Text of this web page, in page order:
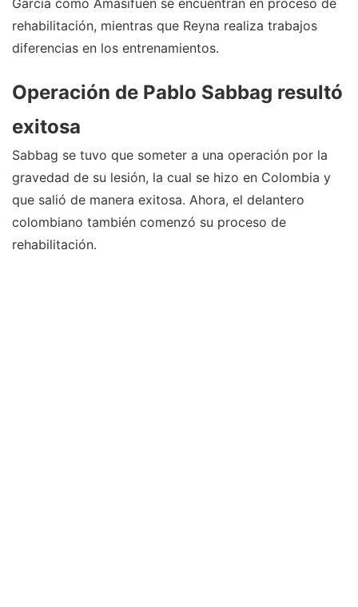
García como Amasifuén se encuentran en proceso de
rehabilitación, mientras que Reyna realiza trabajos
diferencias en los entrenamientos.
Operación de Pablo Sabbag resultó
exitosa
Sabbag se tuvo que someter a una operación por la
gravedad de su lesión, la cual se hizo en Colombia y
que salió de manera exitosa. Ahora, el delantero
colombiano también comenzó su proceso de
rehabilitación.